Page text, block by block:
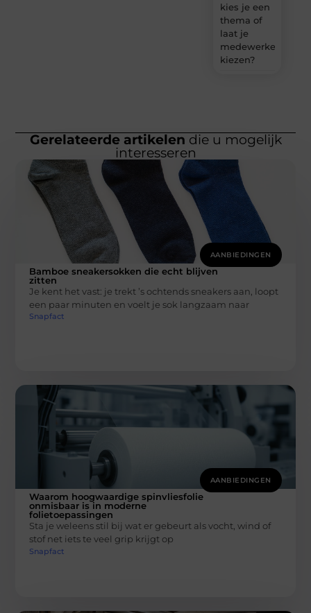
kies je een
thema of
laat je
medewerkers
kiezen?
Gerelateerde artikelen die u mogelijk
interesseren
AANBIEDINGEN
Bamboe sneakersokken die echt blijven
zitten
Je kent het vast: je trekt ’s ochtends sneakers aan, loopt
een paar minuten en voelt je sok langzaam naar
Snapfact
AANBIEDINGEN
Waarom hoogwaardige spinvliesfolie
onmisbaar is in moderne
folietoepassingen
Sta je weleens stil bij wat er gebeurt als vocht, wind of
stof net iets te veel grip krijgt op
Snapfact